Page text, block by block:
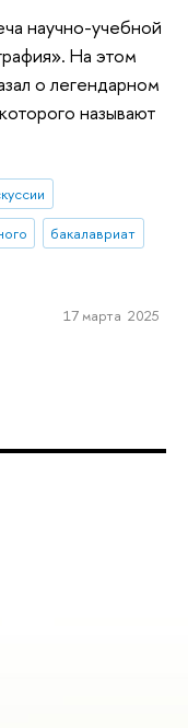
научно-учебной
На этом
о легендарном
называют
бакалавриат
17 марта 2025